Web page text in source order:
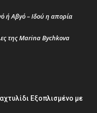
ή Αβγό – Ιδού η απορία
της Marina Bychkova
Εξοπλισμένο με